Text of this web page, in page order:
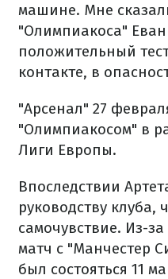
машине. Мне
"Олимпиакоса"
положительный
контакте, в
"Арсенал" 27
"Олимпиакосом" в
Лиги Европы.
Впоследствии
руководству клуба,
самочувствие. Из-
матч с "Манчестер
был состояться 11